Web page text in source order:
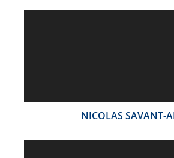
NICOLAS SAVANT-